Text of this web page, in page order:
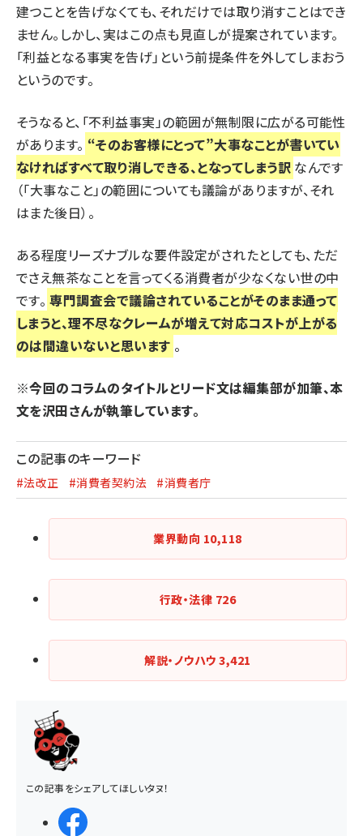
建つことを告げなくても、それだけでは取り消すことはでき
ません。しかし、実はこの点も見直しが提案されています。
「利益となる事実を告げ」という前提条件を外してしまおう
というのです。
そうなると、「不利益事実」の範囲が無制限に広がる可能性
があります。 “そのお客様にとって”大事なことが書いてい
なければすべて取り消しできる、となってしまう訳 なんです
（「大事なこと」の範囲についても議論がありますが、それ
はまた後日）。
ある程度リーズナブルな要件設定がされたとしても、ただ
でさえ無茶なことを言ってくる消費者が少なくない世の中
です。 専門調査会で議論されていることがそのまま通って
しまうと、理不尽なクレームが増えて対応コストが上がる
のは間違いないと思います 。
※今回のコラムのタイトルとリード文は編集部が加筆、本
文を沢田さんが執筆しています。
この記事のキーワード
#法改正 #消費者契約法 #消費者庁
業界動向 10,118
行政・法律 726
解説・ノウハウ3,421
この記事をシェアしてほしいタヌ！